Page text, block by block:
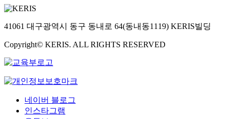
41061 대구광역시 동구 동내로 64(동내동1119) KERIS빌딩
Copyright© KERIS. ALL RIGHTS RESERVED
네이버 블로그
인스타그램